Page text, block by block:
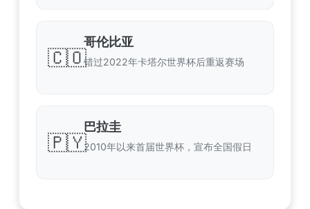
🇨🇴
哥伦比亚
错过2022年卡塔尔世界杯后重返赛场
🇵🇾
巴拉圭
2010年以来首届世界杯，宣布全国假日